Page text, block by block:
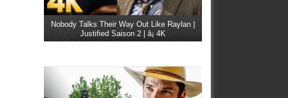
Nobody Talks Their Way Out Like Raylan |
Justified Saison 2 | â¡ 4K